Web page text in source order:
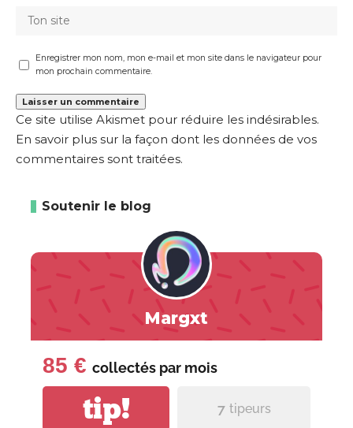
Enregistrer mon nom, mon e-mail et mon site dans le navigateur pour
mon prochain commentaire.
Ce site utilise Akismet pour réduire les indésirables.
En savoir plus sur la façon dont les données de vos
commentaires sont traitées.
Soutenir le blog
Margxt
85 € collectés par mois
tip! 7 tipeurs